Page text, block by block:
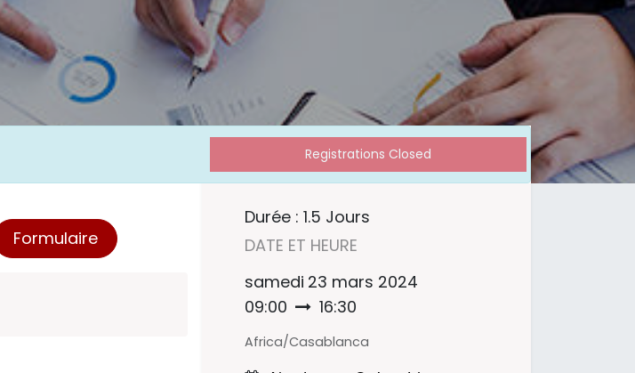
Registrations Closed
Formulaire
Durée : 1.5 Jours
DATE ET HEURE
samedi 23 mars 2024
09:00
16:30
Africa/Casablanca